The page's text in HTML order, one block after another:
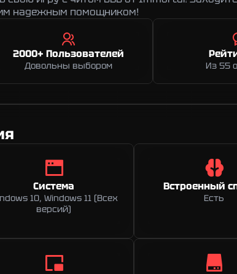
надежным помощником!
2000+ Пользователей
Довольны выбором Из 55
Система
10, Windows 11 (Всех
версий)
Встроенный
Есть